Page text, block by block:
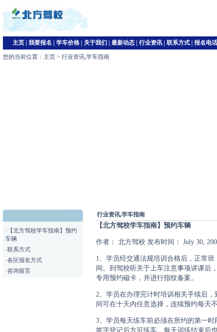
主页| 我要报名 学车价格| 关于我们 最新动态| 行业资讯| 联系方式| 报名电话
您的当前位置： 主页> 行业资讯,学车指南
· 【北方驾校学车指南】预约
车辆
·联系方式
·各区报名方式
·咨询留言
行业资讯,学车指南
【北方驾校学车指南】预约车辆
作者： 北方驾校 发布时间： July 30,
1、学员经交通法规培训合格后，正常
间。到驾校听关于上车注意事项讲课后
专用预约磁卡，并进行指纹备案。
2、学员在办理完计时培训相关手续后
间可在十天内任意选择，连续预约每天
3、学员每天练车前必须在所约的第一
签字登记后方可练车。每天训练结束后